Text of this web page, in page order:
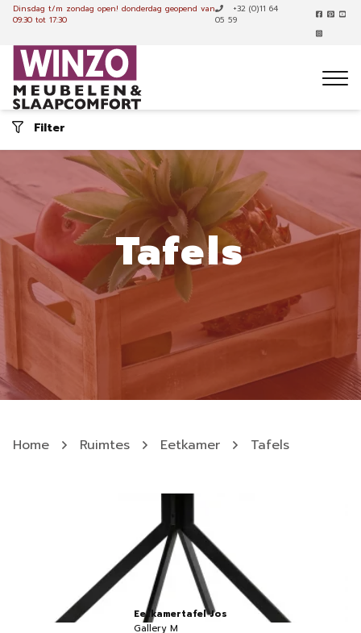
Dinsdag t/m zondag open! donderdag geopend van
09:30 tot 17:30
+32 (0)11 64
05 59
Tafels
Home Ruimtes Eetkamer Tafels
Filter
Eetkamertafel Jos
Gallery M